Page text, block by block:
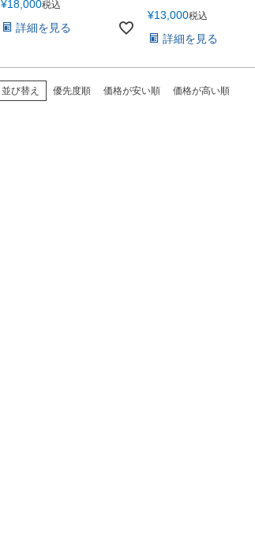
¥18,000税込
詳細を見る
¥13,000税込
詳細を見る
並び替え 優先度順 価格が安い順 価格が高い順